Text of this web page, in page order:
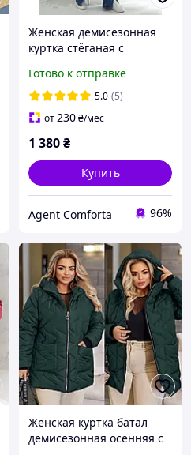
Женская демисезонная
куртка стёганая с
Лаке батал. 6 цветов в
наличии. 48-50; 52-54; 56-
58.
Готово к отправке
5.0 (5)
от230₴/мес
1 380₴
Купить
Agent Comforta 96%
Женская куртка батал
демисезонная осенняя с